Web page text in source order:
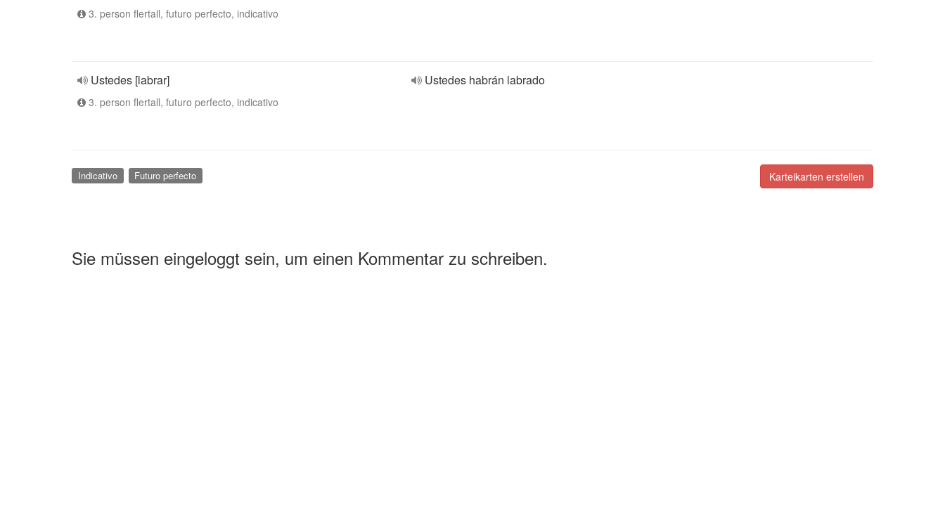
3. person flertall, futuro perfecto, indicativo
Ustedes [labrar]
3. person flertall, futuro perfecto, indicativo
Ustedes habrán labrado
Karteikarten erstellen
Indicativo Futuro perfecto
Sie müssen eingeloggt sein, um einen Kommentar zu schreiben.